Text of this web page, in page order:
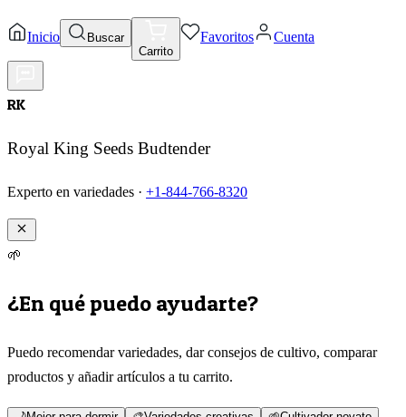
Inicio
Buscar
Carrito
Favoritos Cuenta
RK
Royal King Seeds Budtender
Experto en variedades · +1-844-766-8320
🌱
¿En qué puedo ayudarte?
Puedo recomendar variedades, dar consejos de cultivo, comparar
productos y añadir artículos a tu carrito.